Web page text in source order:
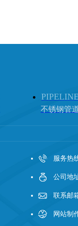
PIPELINE
不锈钢管
服务热
公司地
联系邮
网站制